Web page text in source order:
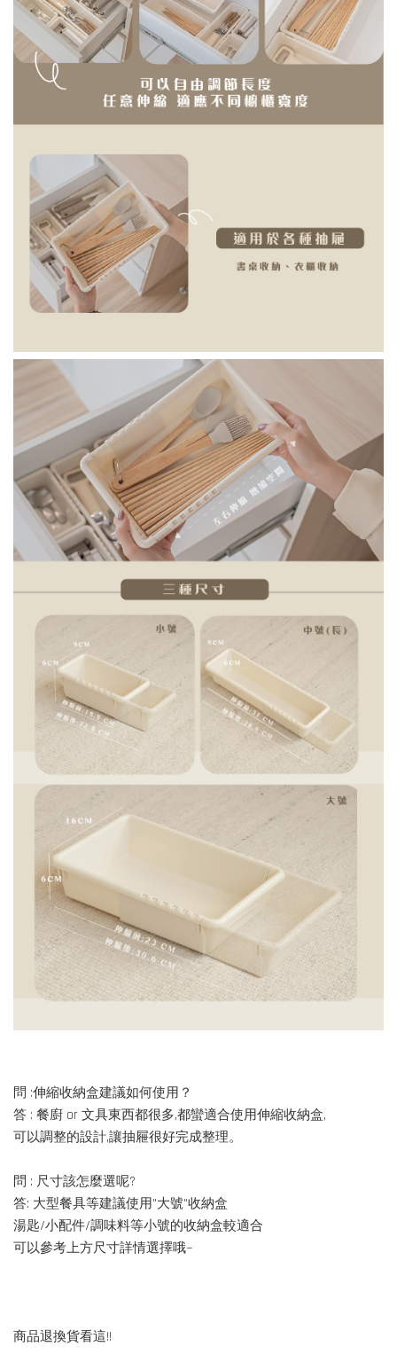
問 :伸縮收納盒建議如何使用？
答 : 餐廚 or 文具東西都很多,都蠻適合使用伸縮收納盒,
可以調整的設計,讓抽屜很好完成整理。
問 : 尺寸該怎麼選呢?
答: 大型餐具等建議使用"大號"收納盒
湯匙/小配件/調味料等小號的收納盒較適合
可以參考上方尺寸詳情選擇哦~
商品退換貨看這!!